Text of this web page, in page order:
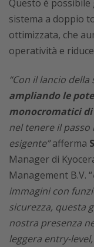
Questo è
sistema a doppio
ottimizzata, che
operatività e
“Con il lancio della
ampliando le
monocromatici
nel tenere il
esigente”afferma
Manager di
Management B.V. “
immagini con
sicurezza, questa
nostra presenza
leggera entry-